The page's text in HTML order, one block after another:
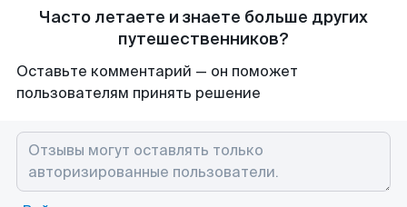
Часто летаете и знаете больше других
путешественников?
Оставьте комментарий — он поможет
пользователям принять решение